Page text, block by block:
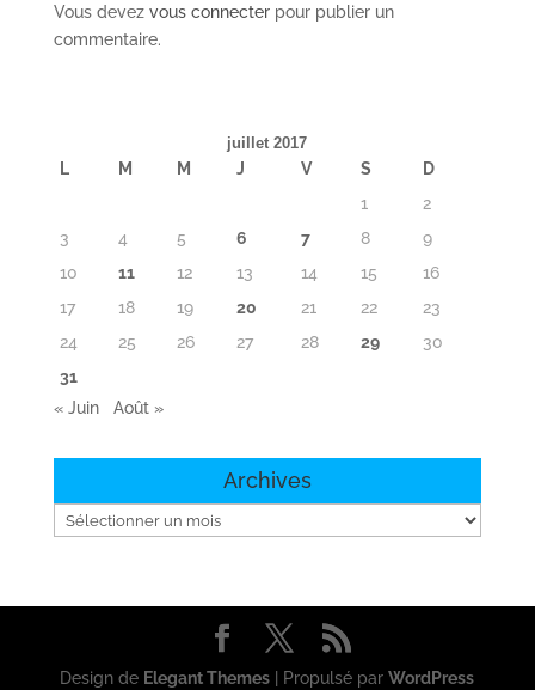
Vous devez vous connecterpour publier un
commentaire.
juillet 2017
L M M J V S
D
1
2
3
4 5 6 7 8
9
10
11 12 13 14 15
16
17
18 19 20 21 22
23
24
25 26 27 28 29
30
31
« Juin
Août »
Archives
Archives
Design de Elegant Themes | Propulsé parWordPress